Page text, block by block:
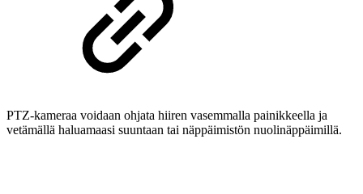
PTZ-kameraa voidaan ohjata hiiren vasemmalla painikkeella ja
vetämällä haluamaasi suuntaan tai näppäimistön nuolinäppäimillä.